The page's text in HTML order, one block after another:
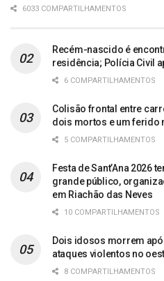
6033 COMPARTILHAMENTOS
Recém-nascido é
residência; Polícia Civil
6 COMPARTILHAMENTOS
Colisão frontal entre
dois mortos e um ferido
5 COMPARTILHAMENTOS
Festa de Sant’Ana 2026
grande público,
em Riachão das Neves
10 COMPARTILHAMENTOS
Dois idosos morrem
ataques violentos no
8 COMPARTILHAMENTOS